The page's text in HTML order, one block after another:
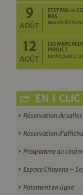
9
AOÛT
FESTIVAL «
BAS
Moulin Richard
12
AOÛT
LES
PUBLIC !
Jardin public
EN 1 CLIC
Réservation de
Réservation
Programme du
Espace Citoyens –
Paiement en ligne